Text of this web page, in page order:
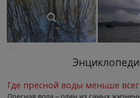
Где пресной воды меньше